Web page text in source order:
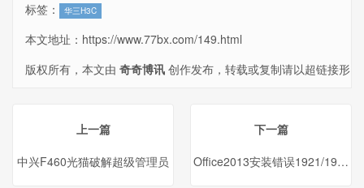
标签： 华三H3C
本文地址： https://www.77bx.com/149.html
版权所有，本文由 奇奇博讯 创作发布，转载或复制请以超链接形
上一篇
中兴F460光猫破解超级管理员
下一篇
Office2013安装错误1921/1920